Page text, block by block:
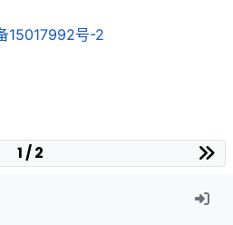
15017992号-2
1 / 2